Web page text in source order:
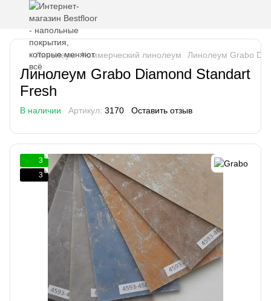
Линолеум Коммерческий линолеум Линолеум Grabo
Линолеум Grabo Diamond Standart
Fresh
В наличии Артикул: 3170 Оставить отзыв
3
3